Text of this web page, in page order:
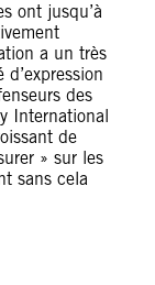
ont jusqu’à
a un très
des
International
de
» sur les
sans cela